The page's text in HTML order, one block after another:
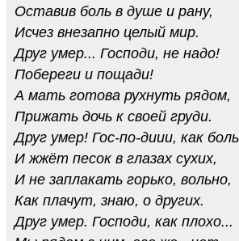
Оставив боль в душе и рану,
Исчез внезапно целый мир.
Друг умер... Господи, не надо!
Побереги и пощади!
А мать готова рухнуть рядом,
Прижать дочь к своей груди.
Друг умер! Гос-по-диии, как
И жжёт песок в глазах сухих,
И не заплакать горько, вольно,
Как плачут, знаю, о других.
Друг умер. Господи, как плохо...